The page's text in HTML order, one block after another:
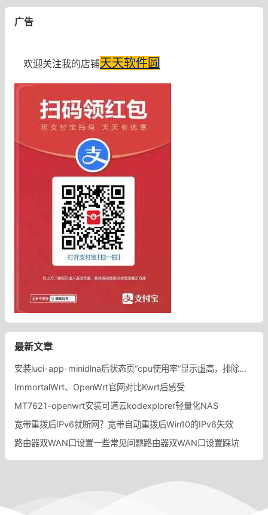
广告
欢迎关注我的店铺天天软件圆
最新文章
安装luci-app-minidlna后状态页“cpu使用率“显示虚高，排除过程记录。
ImmortalWrt、OpenWrt官网对比Kwrt后感受
MT7621-openwrt安装可道云kodexplorer轻量化NAS
宽带重拨后IPv6就断网？宽带自动重拨后Win10的IPv6失效
路由器双WAN口设置一些常见问题路由器双WAN口设置踩坑